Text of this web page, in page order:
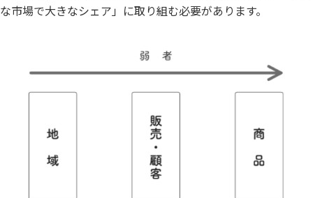
な市場で大きなシェア」に取り組む必要があります。